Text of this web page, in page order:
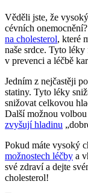
Věděli jste, že
cévních
na cholesterol, které
naše srdce. Tyto
v prevenci a léčbě
Jedním z nejčastěji
statiny. Tyto léky
snižovat celkovou
Další možnou
zvyšují hladinu
Pokud máte vysoký
možnostech léčby a
své zdraví a dejte
cholesterol!